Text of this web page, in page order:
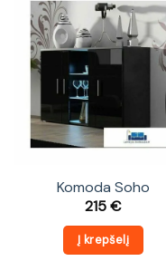
Komoda Soho
215€
Į krepšelį